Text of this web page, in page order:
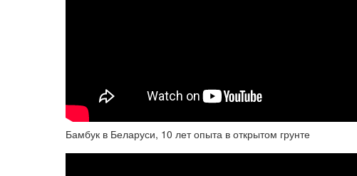
Бамбук в Беларуси, 10 лет опыта в открытом грунте